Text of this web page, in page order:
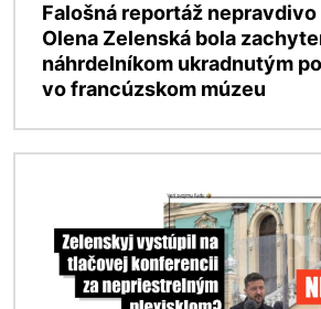
Falošná reportáž
Olena Zelenská bola
náhrdelníkom ukradnutým
vo francúzskom múzeu